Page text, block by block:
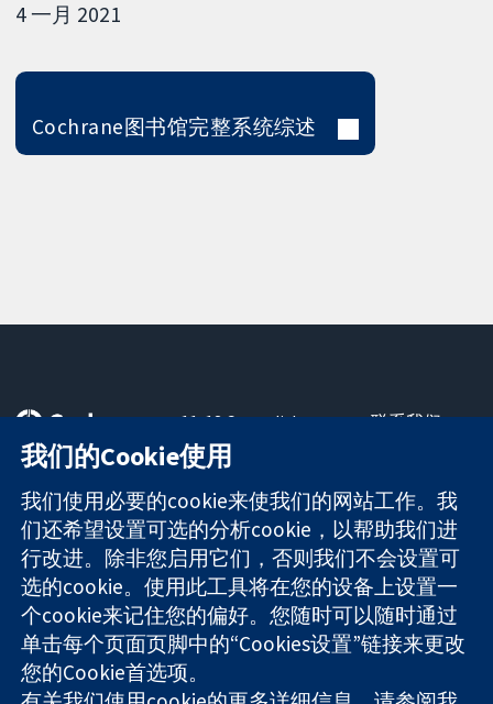
4 一月 2021
Cochrane图书馆完整系统综述
可信任的证据
知情决定
更完善的医疗健
康
11-13 Cavendish
Square
London
W1G 0AN
United Kingdom
联系我们
关于我们
工作机会
Cochrane
Library
The Cochrane Collaboration is a charity (no. 1045921) and a
company limited by guarantee (no. 03044323) registered in
England & Wales. VAT registration number GB 718 2127 49.
我们的Cookie使用
我们使用必要的cookie来使我们的网站工作。我
们还希望设置可选的分析cookie，以帮助我们进
行改进。除非您启用它们，否则我们不会设置可
选的cookie。使用此工具将在您的设备上设置一
个cookie来记住您的偏好。您随时可以随时通过
单击每个页面页脚中的“Cookies设置”链接来更改
您的Cookie首选项。